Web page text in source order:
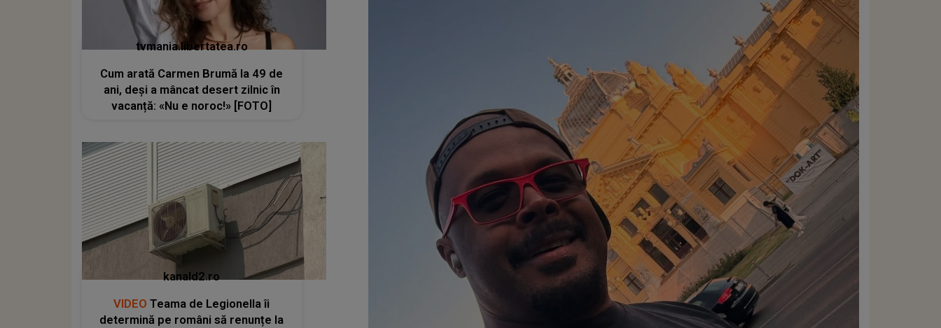
tvmania.libertatea.ro
Cum arată Carmen Brumă la 49 de
ani, deși a mâncat desert zilnic în
vacanță: «Nu e noroc!» [FOTO]
kanald2.ro
VIDEO Teama de Legionella îi
determină pe români să renunțe la